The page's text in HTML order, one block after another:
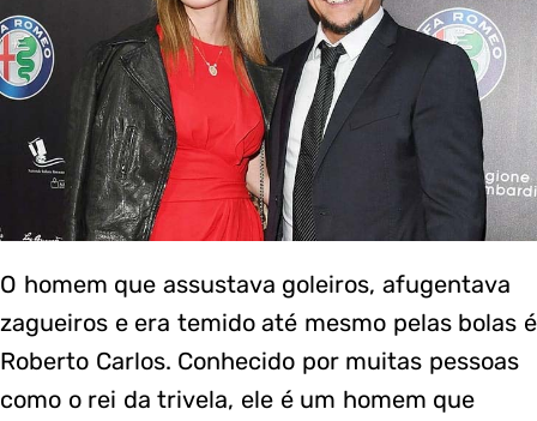
O homem que assustava goleiros, afugentava
zagueiros e era temido até mesmo pelas bolas é
Roberto Carlos. Conhecido por muitas pessoas
como o rei da trivela, ele é um homem que